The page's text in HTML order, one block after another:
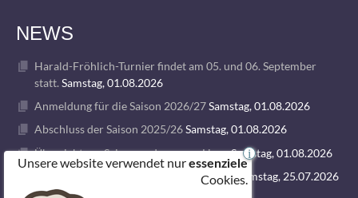
NEWS
Harald-Fröhlich-Turnier findet am 05. und 06. September
statt. Samstag, 01.08.2026
Anmeldung für die Saison 2026/27Samstag, 01.08.2026
Abschluss der Saison 2025/26Samstag, 01.08.2026
Übersicht zur Saison und unseren LigenSamstag, 01.08.2026
1. VOLLEY GODS SUMMER CAMP 2026Samstag, 25.07.2026
Unsere website verwendet nuressenziele
Cookies.
i